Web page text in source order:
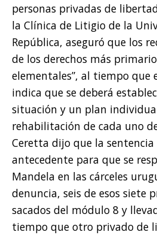
personas privadas de
la Clínica de Litigio de la
República, aseguró que los
de los derechos más
elementales”, al tiempo que
indica que se deberá
situación y un plan
rehabilitación de cada uno
Ceretta dijo que la
antecedente para que se
Mandela en las cárceles
denuncia, seis de esos siete
sacados del módulo 8 y
tiempo que otro privado de